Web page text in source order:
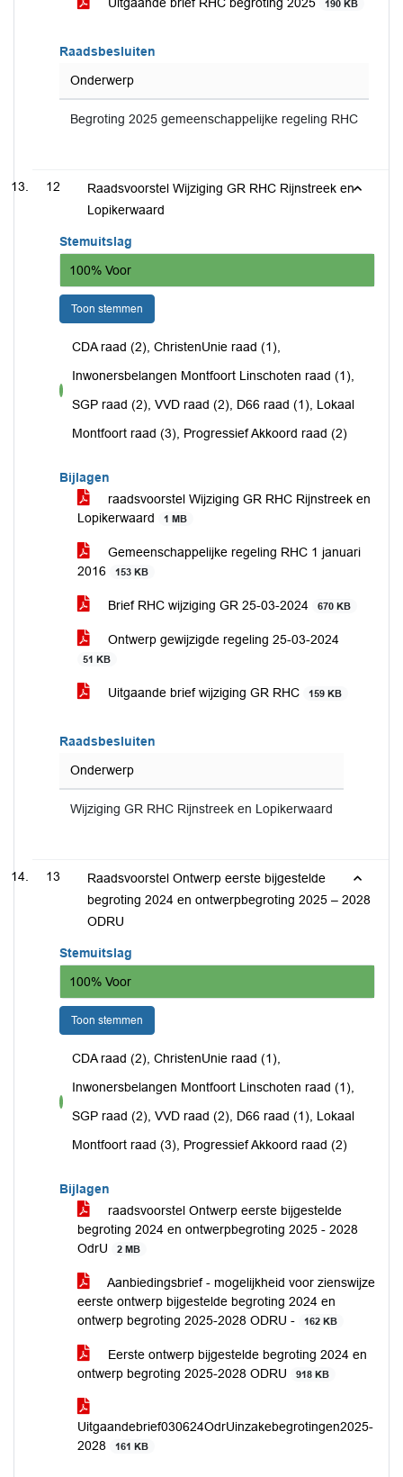
190 KB
Raadsbesluiten
Onderwerp
Begroting 2025 gemeenschappelijke regeling RHC
12
Raadsvoorstel Wijziging GR RHC Rijnstreek en
Lopikerwaard
Stemuitslag
100% Voor
Toon stemmen
voor
CDA raad (2), ChristenUnie raad (1),
Inwonersbelangen Montfoort Linschoten raad (1),
SGP raad (2), VVD raad (2), D66 raad (1), Lokaal
Montfoort raad (3), Progressief Akkoord raad (2)
Bijlagen
raadsvoorstel Wijziging GR RHC Rijnstreek en
Lopikerwaard
1 MB
Gemeenschappelijke regeling RHC 1 januari
2016
153 KB
Brief RHC wijziging GR 25-03-2024 670 KB
Ontwerp gewijzigde regeling 25-03-2024
51 KB
Uitgaande brief wijziging GR RHC 159 KB
Raadsbesluiten
Onderwerp
Wijziging GR RHC Rijnstreek en Lopikerwaard
13
Raadsvoorstel Ontwerp eerste bijgestelde
begroting 2024 en ontwerpbegroting 2025 – 2028
ODRU
Stemuitslag
100% Voor
Toon stemmen
voor
CDA raad (2), ChristenUnie raad (1),
Inwonersbelangen Montfoort Linschoten raad (1),
SGP raad (2), VVD raad (2), D66 raad (1), Lokaal
Montfoort raad (3), Progressief Akkoord raad (2)
Bijlagen
raadsvoorstel Ontwerp eerste bijgestelde
begroting 2024 en ontwerpbegroting 2025 - 2028
OdrU
2 MB
Aanbiedingsbrief - mogelijkheid voor zienswijze
eerste ontwerp bijgestelde begroting 2024 en
ontwerp begroting 2025-2028 ODRU -
162 KB
Eerste ontwerp bijgestelde begroting 2024 en
ontwerp begroting 2025-2028 ODRU
918 KB
Uitgaandebrief030624OdrUinzakebegrotingen2025-
2028
161 KB